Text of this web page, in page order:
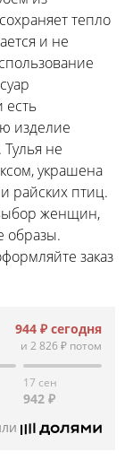
тепло
и не
есть
изделие
не
украшена
райских птиц.
женщин,
образы.
заказ
944 ₽ сегодня
и 2 826 ₽ потом
17 сен
942 ₽